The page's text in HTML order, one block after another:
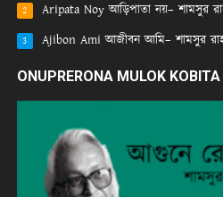
2 Aripata Noy আড়িপাতা নয়– শামসুর
3 Ajibon Ami আজীবন আমি– শামসুর
ONUPRERONA MULOK KOBITA |